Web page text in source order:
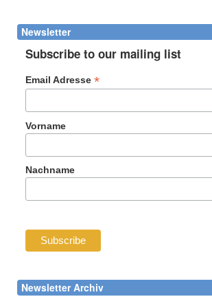
Newsletter
Subscribe to our mailing list
Email Adresse*
Vorname
Nachname
Newsletter Archiv